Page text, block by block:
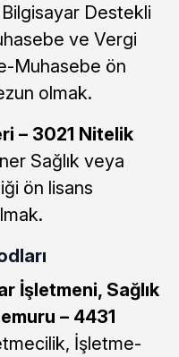
Destekli
ve Vergi
Muhasebe ön
olmak.
– 3021 Nitelik
Sağlık veya
ön lisans
İşletmeni, Sağlık
– 4431
İşletme-